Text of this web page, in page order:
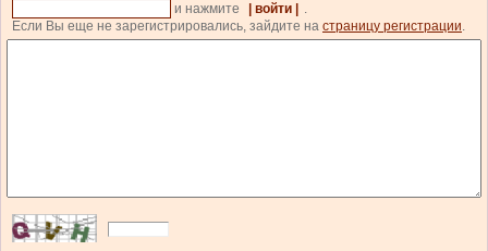
и нажмите
| войти |
.
Если Вы еще не зарегистрировались, зайдите на страницу регистрации.